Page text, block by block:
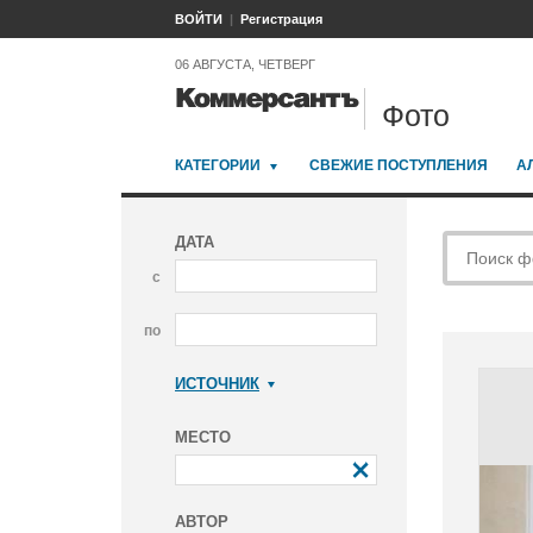
ВОЙТИ Регистрация
06 АВГУСТА, ЧЕТВЕРГ
Фото
КАТЕГОРИИ СВЕЖИЕ ПОСТУПЛЕНИЯ
ДАТА
с
по
ИСТОЧНИК
МЕСТО
АВТОР